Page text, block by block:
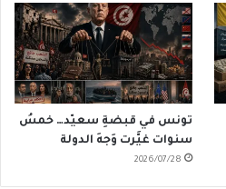
تونس في قبضةِ سعيّد… خمسُ
سنوات غيَّرت وَجهَ الدولة
2026/07/28